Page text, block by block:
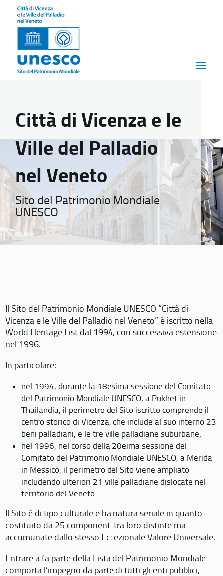
Città di Vicenza e le
Ville del Palladio
nel Veneto
Sito del Patrimonio Mondiale
UNESCO
Il Sito del Patrimonio Mondiale UNESCO “Città di
Vicenza e le Ville del Palladio nel Veneto” è iscritto nella
World Heritage List dal 1994, con successiva estensione
nel 1996.
In particolare:
nel 1994, durante la 18esima sessione del Comitato
del Patrimonio Mondiale UNESCO, a Pukhet in
Thailandia, il perimetro del Sito iscritto comprende il
centro storico di Vicenza, che include al suo interno 23
beni palladiani, e le tre ville palladiane suburbane;
nel 1996, nel corso della 20eima sessione del
Comitato del Patrimonio Mondiale UNESCO, a Merida
in Messico, il perimetro del Sito viene ampliato
includendo ulteriori 21 ville palladiane dislocate nel
territorio del Veneto.
Il Sito è di tipo culturale e ha natura seriale in quanto
costituito da 25 componenti tra loro distinte ma
accumunate dallo stesso Eccezionale Valore Universale.
Entrare a fa parte della Lista del Patrimonio Mondiale
comporta l’impegno da parte di tutti gli enti pubblici,